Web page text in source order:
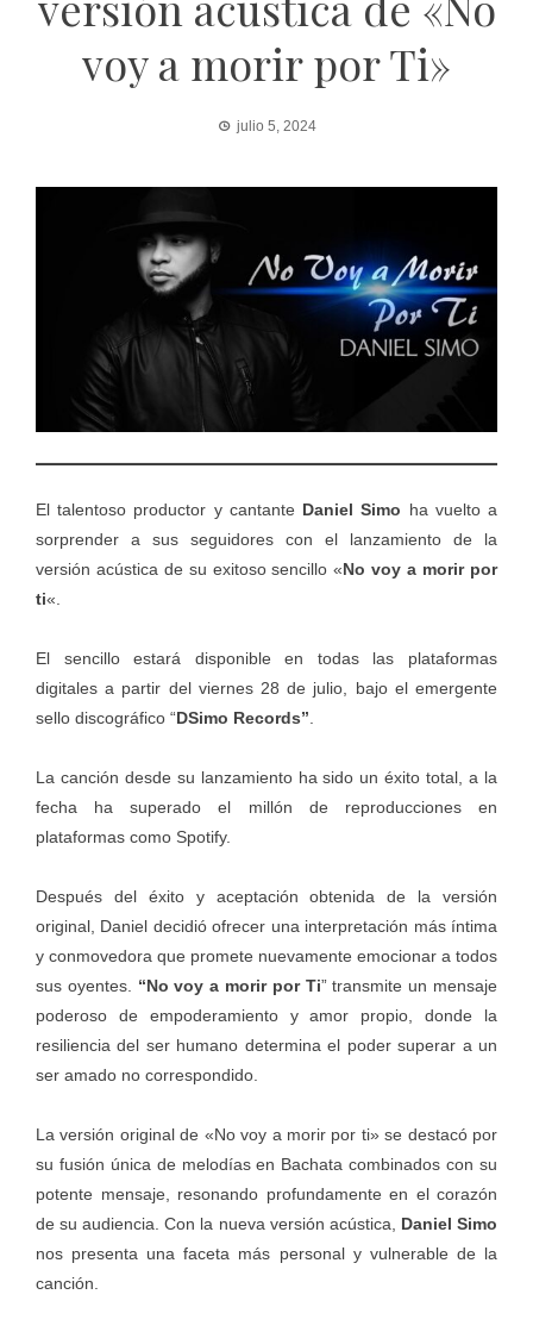
voy a morir por Ti»
julio 5, 2024
El talentoso productor y cantante Daniel Simo ha vuelto a
sorprender a sus seguidores con el lanzamiento de la
versión acústica de su exitoso sencillo «No voy a morir por
ti«.
El sencillo estará disponible en todas las plataformas
digitales a partir del viernes 28 de julio, bajo el emergente
sello discográfico “DSimo Records”.
La canción desde su lanzamiento ha sido un éxito total, a la
fecha ha superado el millón de reproducciones en
plataformas como Spotify.
Después del éxito y aceptación obtenida de la versión
original, Daniel decidió ofrecer una interpretación más íntima
y conmovedora que promete nuevamente emocionar a todos
sus oyentes. “No voy a morir por Ti” transmite un mensaje
poderoso de empoderamiento y amor propio, donde la
resiliencia del ser humano determina el poder superar a un
ser amado no correspondido.
La versión original de «No voy a morir por ti» se destacó por
su fusión única de melodías en Bachata combinados con su
potente mensaje, resonando profundamente en el corazón
de su audiencia. Con la nueva versión acústica, Daniel Simo
nos presenta una faceta más personal y vulnerable de la
canción.